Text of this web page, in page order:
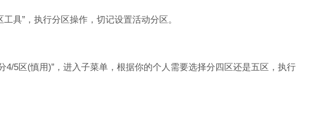
具”，执行分区操作，切记设置活动分区。
4/5区(慎用)”，进入子菜单，根据你的个人需要选择分四区还是五区，执行